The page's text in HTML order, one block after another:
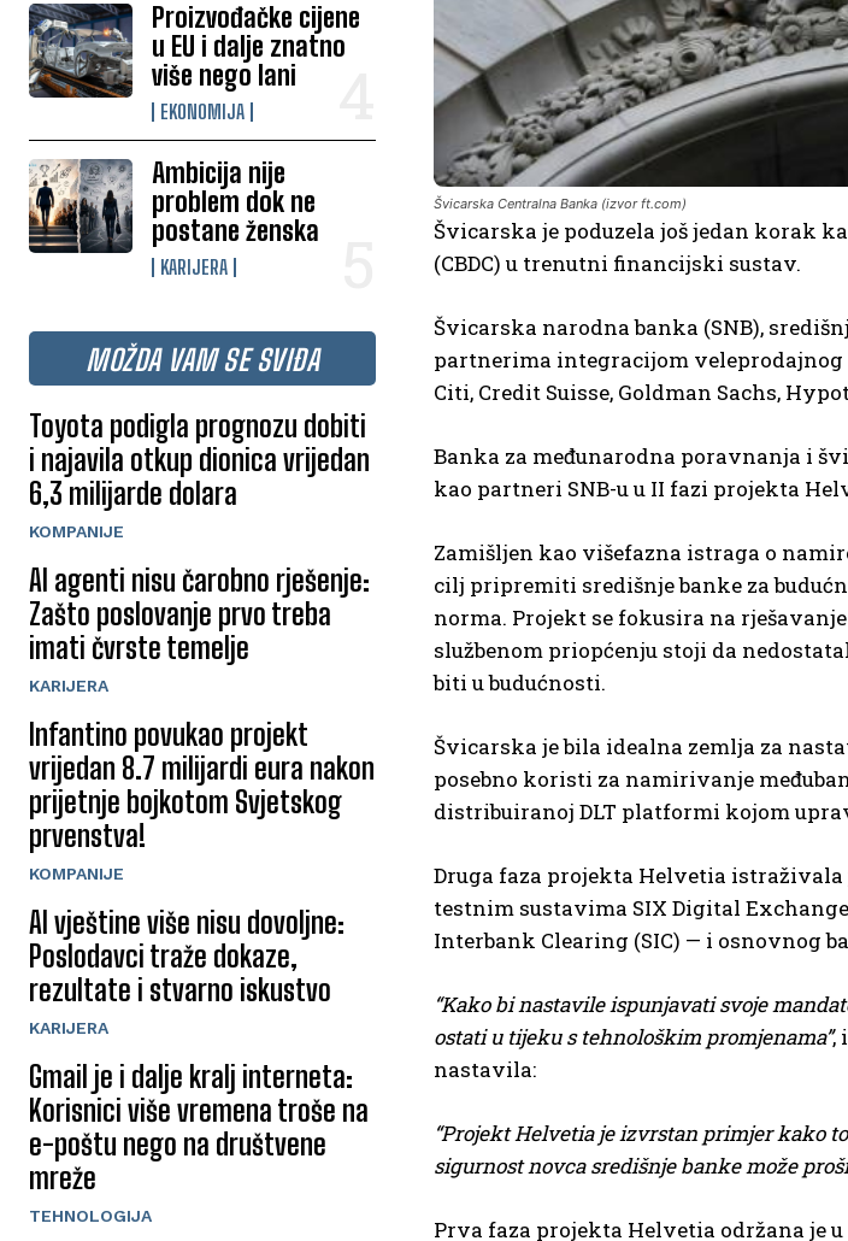
Proizvođačke cijene
u EU i dalje znatno
više nego lani
EKONOMIJA
Ambicija nije
problem dok ne
postane ženska
KARIJERA
MOŽDA VAM SE SVIĐA
Toyota podigla prognozu dobiti
i najavila otkup dionica vrijedan
6,3 milijarde dolara
KOMPANIJE
AI agenti nisu čarobno rješenje:
Zašto poslovanje prvo treba
imati čvrste temelje
KARIJERA
Infantino povukao projekt
vrijedan 8.7 milijardi eura nakon
prijetnje bojkotom Svjetskog
prvenstva!
KOMPANIJE
AI vještine više nisu dovoljne:
Poslodavci traže dokaze,
rezultate i stvarno iskustvo
KARIJERA
Gmail je i dalje kralj interneta:
Korisnici više vremena troše na
e-poštu nego na društvene
mreže
TEHNOLOGIJA
Švicarska Centralna Banka (izvor ft.com)
Švicarska je poduzela još jedan korak
(CBDC) u trenutni financijski sustav.
Švicarska narodna banka (SNB),
partnerima integracijom veleprodajnog
Citi, Credit Suisse, Goldman Sachs,
Banka za međunarodna poravnanja i
kao partneri SNB-u u II fazi projekta
Zamišljen kao višefazna istraga o
cilj pripremiti središnje banke za
norma. Projekt se fokusira na
službenom priopćenju stoji da
biti u budućnosti.
Švicarska je bila idealna zemlja za
posebno koristi za namirivanje
distribuiranoj DLT platformi kojom
Druga faza projekta Helvetia
testnim sustavima SIX Digital
Interbank Clearing (SIC) — i osnovnog
“Kako bi nastavile ispunjavati svoje
ostati u tijeku s tehnološkim promjenama”,
nastavila:
“Projekt Helvetia je izvrstan primjer kako
sigurnost novca središnje banke može
Prva faza projekta Helvetia održana je